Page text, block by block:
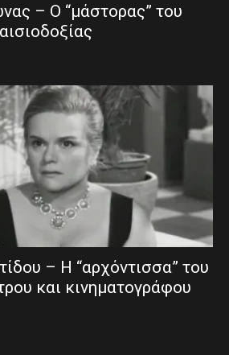
– Ο “μάστορας” του
– Η “αρχόντισσα” του
και κινηματογράφου